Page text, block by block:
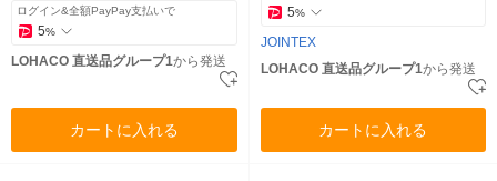
ログイン&全額PayPay支払いで
5%
LOHACO 直送品グループ1から発送
カートに入れる
5%
JOINTEX
LOHACO 直送品グループ1から発送
カートに入れる